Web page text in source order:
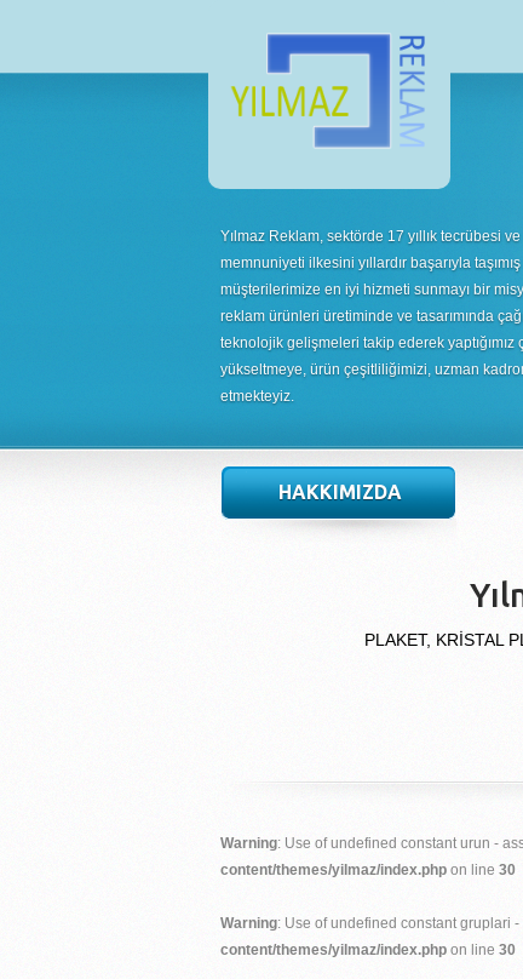
Yılmaz Reklam, sektörde 17 yıllık tecrübesi
memnuniyeti ilkesini yıllardır başarıyla
müşterilerimize en iyi hizmeti sunmayı bir
reklam ürünleri üretiminde ve tasarımında
teknolojik gelişmeleri takip ederek yaptığımız
yükseltmeye, ürün çeşitliliğimizi, uzman
etmekteyiz.
HAKKIMIZDA
PLAKET, KRİSTAL
Warning: Use of undefined constant urun -
content/themes/yilmaz/index.php on line 30
Warning: Use of undefined constant gruplari
content/themes/yilmaz/index.php on line 30